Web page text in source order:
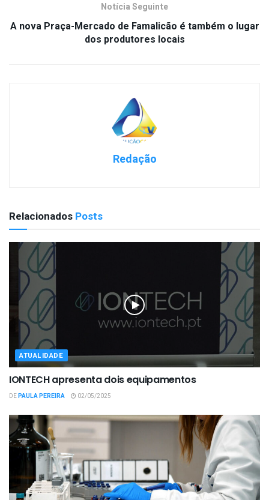
Notícia Seguinte
A nova Praça-Mercado de Famalicão é também o lugar
dos produtores locais
Redação
Relacionados Posts
ATUALIDADE
IONTECH apresenta dois equipamentos
DEPAULA PEREIRA 02/05/2025